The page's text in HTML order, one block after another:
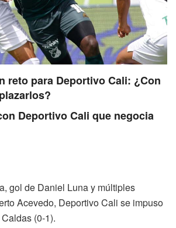
reto para Deportivo Cali: ¿Con
Deportivo Cali que negocia
gol de Daniel Luna y múltiples
Acevedo, Deportivo Cali se impuso
(0-1).